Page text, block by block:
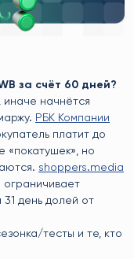
за счёт 60 дней?
начнётся
РБК Компании
платит до
«покатушек», но
shoppers.media
ограничивает
день долей от
тесты и те, кто